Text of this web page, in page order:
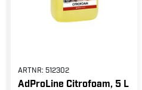
ARTNR: 512302
AdProLine Citrofoam, 5 L